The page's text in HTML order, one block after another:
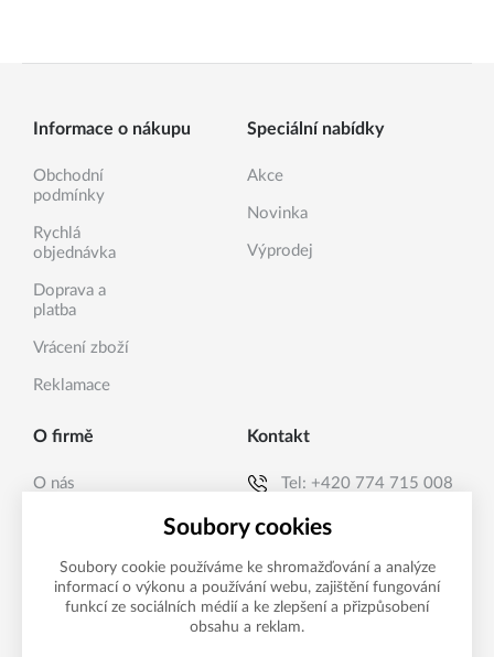
Informace o nákupu
Obchodní
podmínky
Rychlá
objednávka
Doprava a
platba
Vrácení zboží
Reklamace
Speciální nabídky
Akce
Novinka
Výprodej
O firmě
O nás
Kontakt
Tel: +420 774 715 008
E-mail:
Možnosti platby
Soubory cookies
Soubory cookie používáme ke shromažďování a analýze
informací o výkonu a používání webu, zajištění fungování
funkcí ze sociálních médií a ke zlepšení a přizpůsobení
obsahu a reklam.